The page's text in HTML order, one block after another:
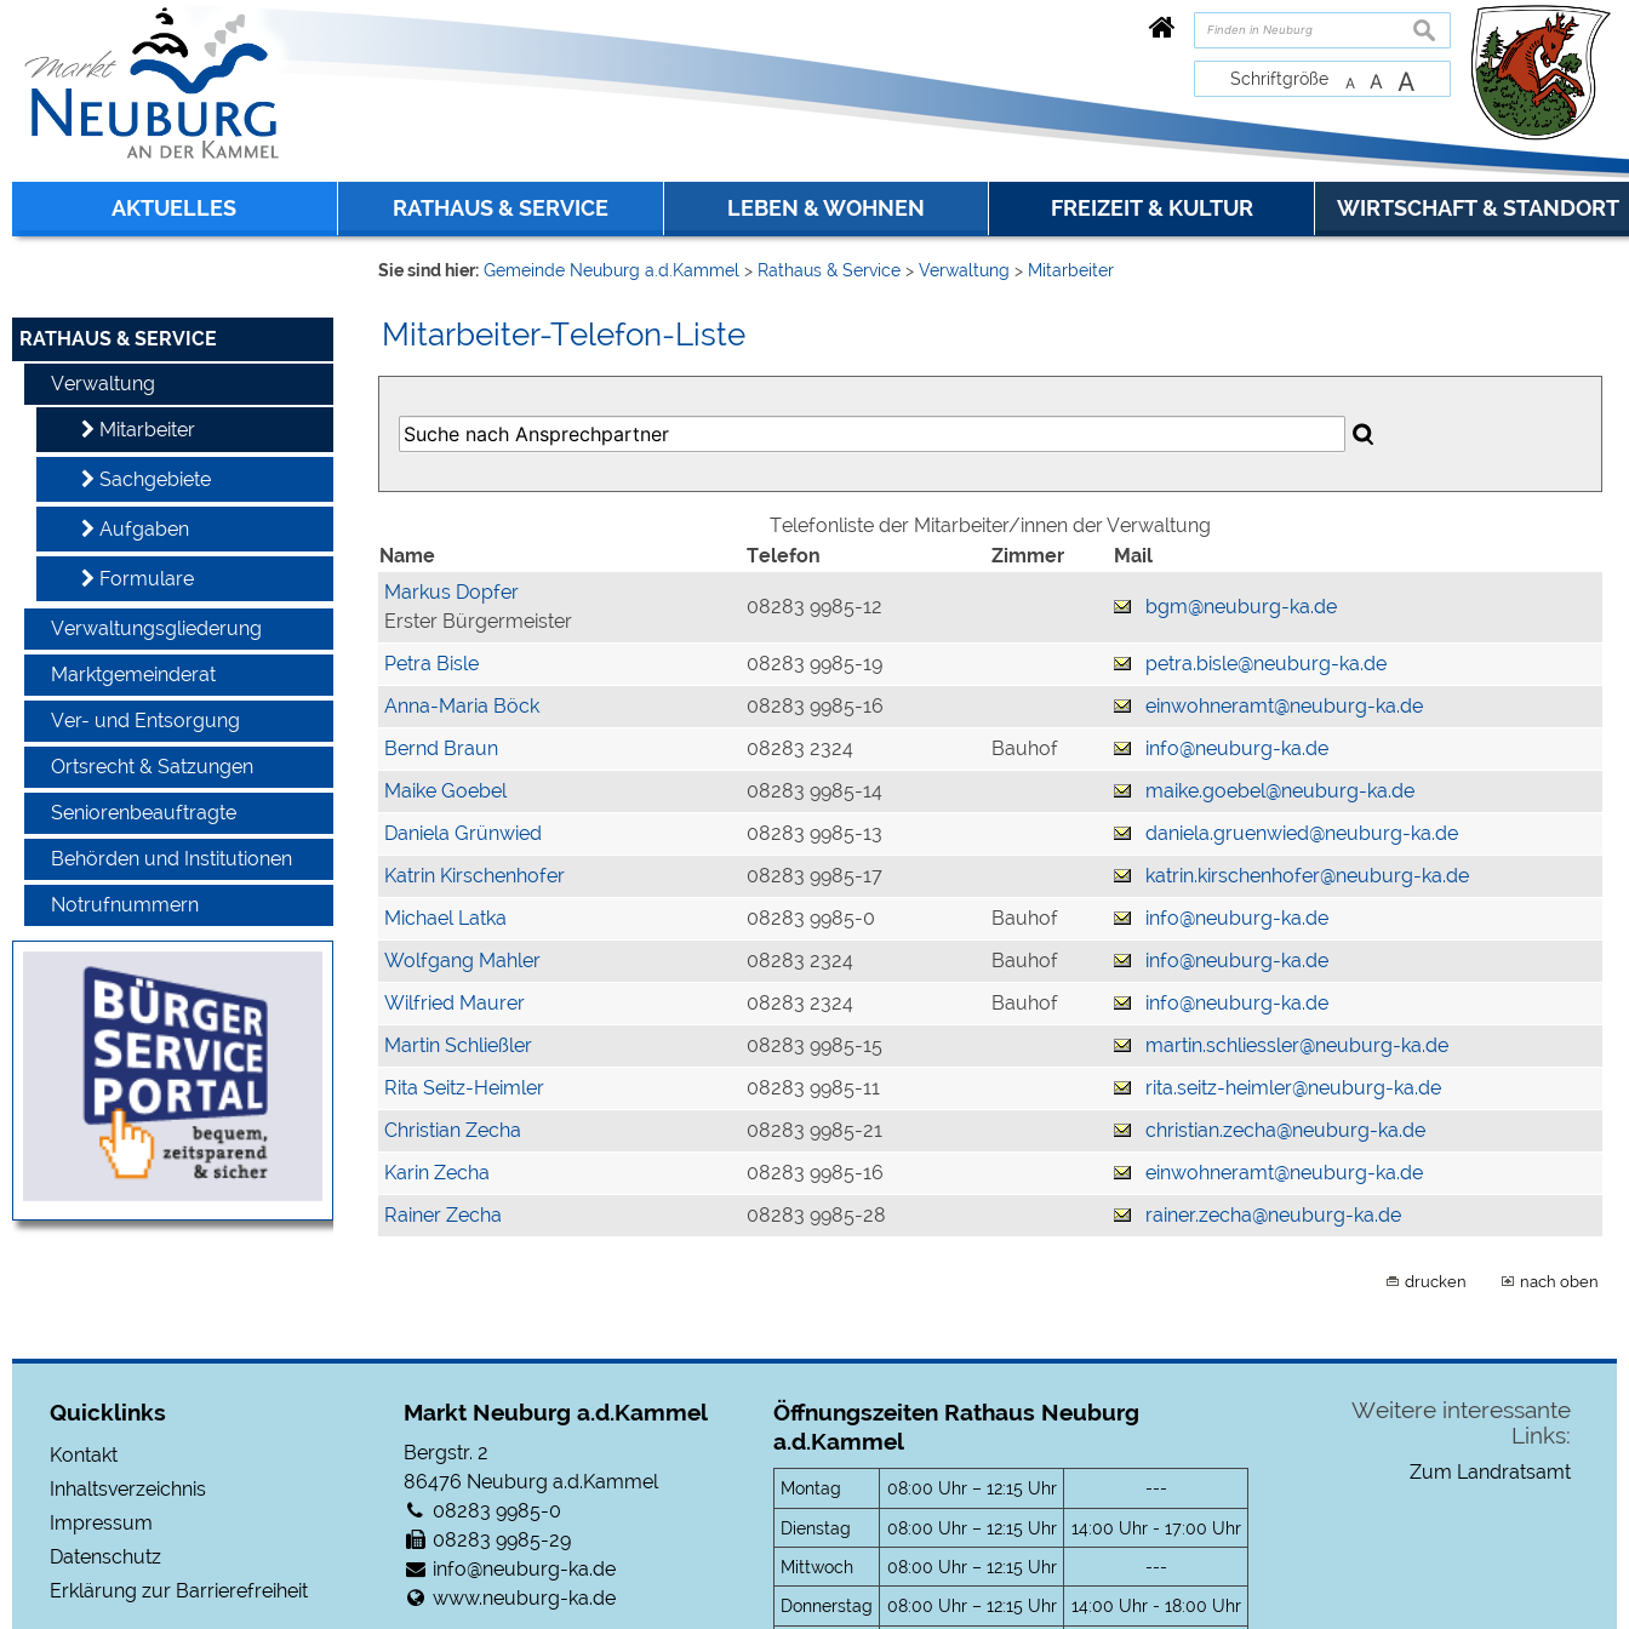
zur Navigation oder zur Startseitespringen.
suchen
Schriftgröße A A A
AKTUELLES RATHAUS & SERVICE LEBEN & WOHNEN FREIZEIT & KULTUR WIRTSCHAFT & STANDORT
RATHAUS & SERVICE
Verwaltung
Mitarbeiter
Sachgebiete
Aufgaben
Formulare
Verwaltungsgliederung
Marktgemeinderat
Ver- und Entsorgung
Ortsrecht & Satzungen
Seniorenbeauftragte
Behörden und Institutionen
Notrufnummern
Sie sind hier: Gemeinde Neuburg a.d.Kammel > Rathaus & Service > Verwaltung > Mitarbeiter
Mitarbeiter-Telefon-Liste
Telefonliste der Mitarbeiter/innen der Verwaltung
Name
Telefon Zimmer
Mail
Markus Dopfer
Erster Bürgermeister
08283 9985-12 bgm@neuburg-ka.de
Petra Bisle 08283 9985-19
petra.bisle@neuburg-ka.de
Anna-Maria Böck
08283 9985-16
einwohneramt@neuburg-ka.de
Bernd Braun
08283 2324 Bauhof
info@neuburg-ka.de
Maike Goebel
08283 9985-14
maike.goebel@neuburg-ka.de
Daniela Grünwied
08283 9985-13
daniela.gruenwied@neuburg-ka.de
Katrin Kirschenhofer
08283 9985-17
katrin.kirschenhofer@neuburg-ka.de
Michael Latka
08283 9985-0 Bauhof
info@neuburg-ka.de
Wolfgang Mahler
08283 2324 Bauhof
info@neuburg-ka.de
Wilfried Maurer
08283 2324 Bauhof
info@neuburg-ka.de
Martin Schließler
08283 9985-15
martin.schliessler@neuburg-ka.de
Rita Seitz-Heimler
08283 9985-11
rita.seitz-heimler@neuburg-ka.de
Christian Zecha
08283 9985-21
christian.zecha@neuburg-ka.de
Karin Zecha
08283 9985-16
einwohneramt@neuburg-ka.de
Rainer Zecha
08283 9985-28 rainer.zecha@neuburg-ka.de
drucken nach oben
Quicklinks
Kontakt
Inhaltsverzeichnis
Impressum
Datenschutz
Erklärung zur Barrierefreiheit
Markt Neuburg a.d.Kammel
Bergstr. 2
86476 Neuburg a.d.Kammel
08283 9985-0
08283 9985-29
info@neuburg-ka.de
www.neuburg-ka.de
Öffnungszeiten Rathaus Neuburg
a.d.Kammel
Montag 08:00 Uhr – 12:15 Uhr
---
Dienstag
08:00 Uhr – 12:15 Uhr
14:00 Uhr - 17:00 Uhr
Mittwoch
08:00 Uhr – 12:15 Uhr
---
Donnerstag
08:00 Uhr – 12:15 Uhr 14:00 Uhr - 18:00 Uhr
Weitere interessante
Links:
Zum Landratsamt